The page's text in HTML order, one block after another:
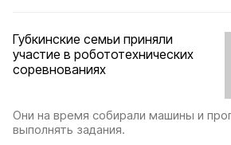
Губкинские семьи приняли
участие в робототехнических
соревнованиях
Они на время собирали машины и
выполнять задания.